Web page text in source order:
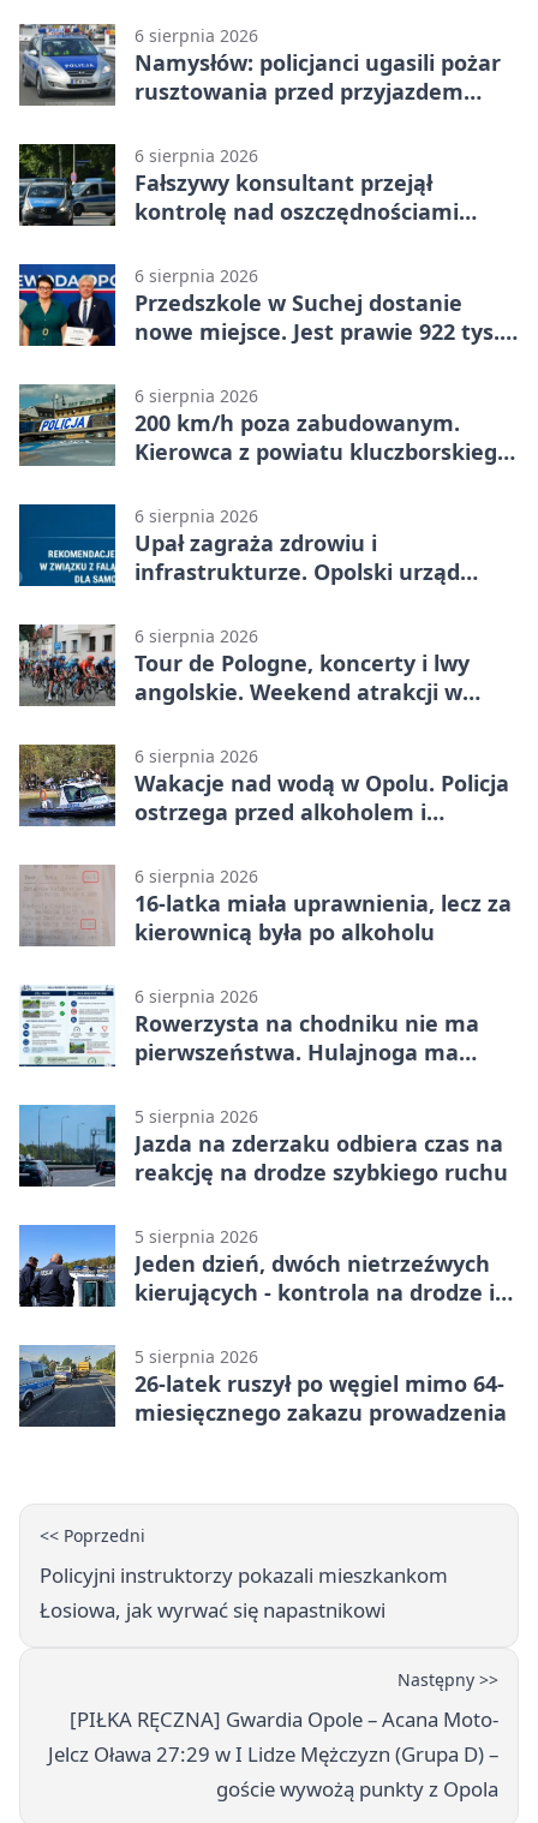
6 sierpnia 2026
Namysłów: policjanci ugasili pożar
rusztowania przed przyjazdem
6 sierpnia 2026
Fałszywy konsultant przejął
kontrolę nad oszczędnościami
6 sierpnia 2026
Przedszkole w Suchej dostanie
nowe miejsce. Jest prawie 922 tys.
6 sierpnia 2026
200 km/h poza zabudowanym.
Kierowca z powiatu kluczborskiego
6 sierpnia 2026
Upał zagraża zdrowiu i
infrastrukturze. Opolski urząd
6 sierpnia 2026
Tour de Pologne, koncerty i lwy
angolskie. Weekend atrakcji w
6 sierpnia 2026
Wakacje nad wodą w Opolu. Policja
ostrzega przed alkoholem i
6 sierpnia 2026
16-latka miała uprawnienia, lecz za
kierownicą była po alkoholu
6 sierpnia 2026
Rowerzysta na chodniku nie ma
pierwszeństwa. Hulajnoga ma
5 sierpnia 2026
Jazda na zderzaku odbiera czas na
reakcję na drodze szybkiego ruchu
5 sierpnia 2026
Jeden dzień, dwóch nietrzeźwych
kierujących - kontrola na drodze i
5 sierpnia 2026
26-latek ruszył po węgiel mimo 64-
miesięcznego zakazu prowadzenia
<< Poprzedni
Policyjni instruktorzy pokazali mieszkankom
Łosiowa, jak wyrwać się napastnikowi
Następny >>
[PIŁKA RĘCZNA] Gwardia Opole – Acana Moto-
Jelcz Oława 27:29 w I Lidze Mężczyzn (Grupa D) –
goście wywożą punkty z Opola